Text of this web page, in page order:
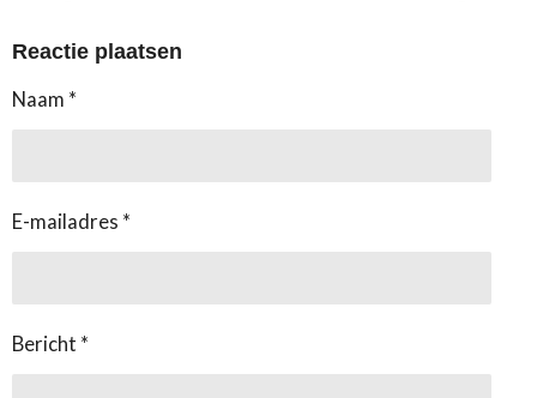
Reactie plaatsen
Naam *
E-mailadres *
Bericht *